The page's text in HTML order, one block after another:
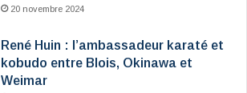
20 novembre 2024
René Huin : l’ambassadeur karaté et
kobudo entre Blois, Okinawa et
Weimar